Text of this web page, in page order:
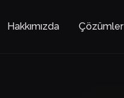
Hakkımızda Çözümler